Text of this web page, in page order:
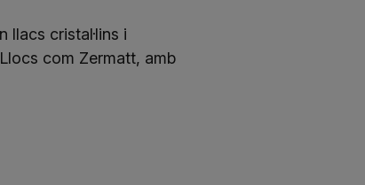
llacs cristal·lins i
com Zermatt, amb